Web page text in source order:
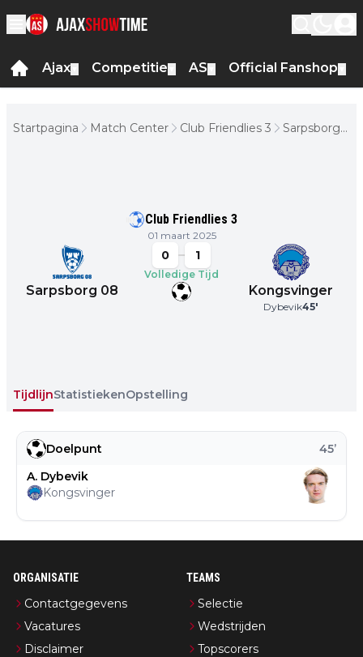
Ajax Competitie AS Official Fanshop
Startpagina Match Center Club Friendlies 3
Sarpsborg
Club Friendlies 3
01 maart 2025
Sarpsborg 08
0 1
Volledige Tijd
Kongsvinger
Dybevik45'
TijdlijnStatistiekenOpstelling
Doelpunt 45’
A. Dybevik
Kongsvinger
ORGANISATIE
Contactgegevens
Vacatures
Disclaimer
TEAMS
Selectie
Wedstrijden
Topscorers